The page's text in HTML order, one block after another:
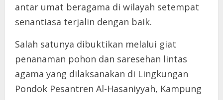
antar umat beragama di wilayah setempat
senantiasa terjalin dengan baik.
Salah satunya dibuktikan melalui giat
penanaman pohon dan saresehan lintas
agama yang dilaksanakan di Lingkungan
Pondok Pesantren Al-Hasaniyyah, Kampung